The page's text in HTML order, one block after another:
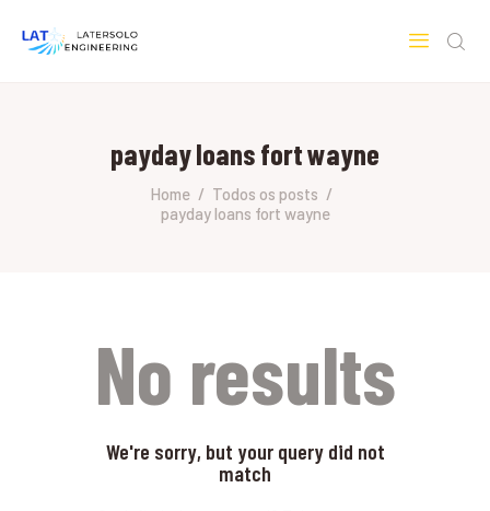
payday loans fort wayne
Home
Todos os posts
payday loans fort wayne
HOME
SOBRE A LATERSOLO
ENGINEERING
No results
We're sorry, but your query did not
match